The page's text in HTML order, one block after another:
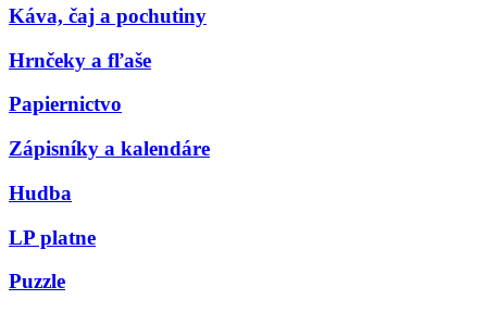
Káva, čaj a pochutiny
Hrnčeky a fľaše
Papiernictvo
Zápisníky a kalendáre
Hudba
LP platne
Puzzle